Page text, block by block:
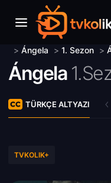
> Ángela > 1. Sezon >
Ángela
TÜRKÇE ALTYAZI
TVKOLIK+